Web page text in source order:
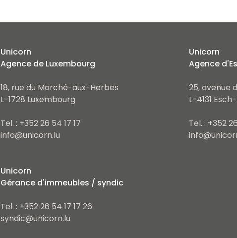
Unicorn
Agence de Luxembourg
18, rue du Marché-aux-Herbes
L-1728 Luxembourg
Tel. : +352 26 54 17 17
info@unicorn.lu
Unicorn
Agence
25, avenue
L-4131
Tel. : +352
Unicorn
Gérance d'immeubles / syndic
Tel. : +352 26 54 17 17 26
syndic@unicorn.lu